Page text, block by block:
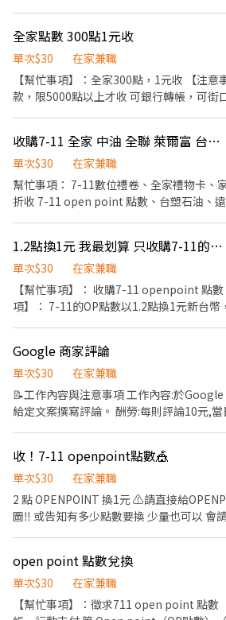
全家點數 300點1元收
單次$30
在家兼職
【幫忙事項】：全家300點，1元收 【注
款，限5000點以上才收 可銀行轉帳，可
收購7-11 全家 中油 全聯 萊爾富 台塑石油 超商 超市 大全聯 爭鮮 open point 點數 Hi-Life FamilyMart 遠傳 環保集點 家樂福 加油 中華電信 全家餐飲享聚卡 集點卡
單次$30
在家兼職
幫忙事項： 7-11數位禮卷、全家禮物卡、家樂福/全聯電子禮券75
折收 7-11 open point 點數、台塑石油、遠傳幣、中華電信Hami
niko and 丹寧聯名潮玩選物 15點=1元 安
=1元 遊戲/電信預付卡儲值 1點=2元
思樂冰 1點=1元 飲料抽抽樂集點 1點=1元
元 全家點數300點=1元 中油250點=1元 全聯（福利點）15點=1元
匯款，或者台北紅線捷運站面交，現金、
(街口、台灣pay、全盈、全支付等)都可以 小額也歡迎，日期可即
請稍等，只要有空一定馬上處理。 #開點 #7-11 #全聯 #萊爾富 #全
家 #台塑石油 #中油 #爭鮮 #遠傳 #全家餐
1.2點換1元 我最划算 只收購7-11的open point 點數喔
單次$30
在家兼職
【幫忙事項】： 收購7-11 openpoint 點
項】： 7-11的OP點數以1.2點換1元新台
安心為優先 49點以內的 只接受中國或是街口或是國泰轉 50點以上
則不限 請直接填寫履歷表 減少雙方往來時
Google 商家評論
單次$30
在家兼職
📝工作內容與注意事項 工作內容:於Google 地圖上按五顆星,並依照
給定文案撰寫評論。 酬勞:每則評論10元,當日付款。 付款方式:郵
收！7-11 openpoint點數🎪
單次$30
在家兼職
2 點 OPENPOINT 換1元 ⚠️請直接給OPENPOINT 會員中心點數截
圖‼️ 或告知有多少點數要換 少量也可以 會
open point 點數兌換
單次$30
在家兼職
【幫忙事項】：徵求711 open point 點數